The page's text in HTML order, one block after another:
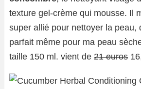
texture gel-crème qui mousse. Il
super allié pour nettoyer la peau,
parfait même pour ma peau
taille 150 ml. vient de 21 euros